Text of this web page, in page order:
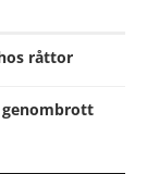
råttor